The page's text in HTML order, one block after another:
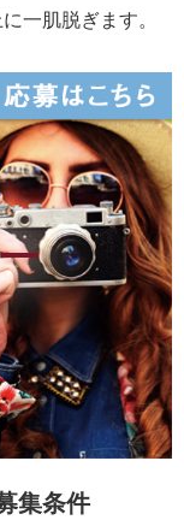
一肌脱ぎます。
集条件